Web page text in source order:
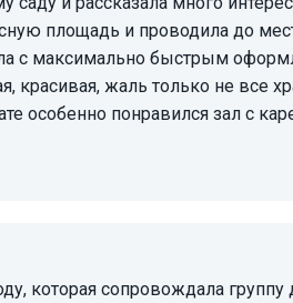
площадь и проводила до
с максимально быстрым
красивая, жаль только не все
особенно понравился зал с